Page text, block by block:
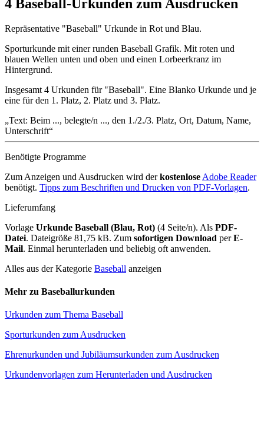
4 Baseball-Urkunden zum Ausdrucken
Repräsentative "Baseball" Urkunde in Rot und Blau.
Sporturkunde mit einer runden Baseball Grafik. Mit roten und
blauen Wellen unten und oben und einen Lorbeerkranz im
Hintergrund.
Insgesamt 4 Urkunden für "Baseball". Eine Blanko Urkunde und je
eine für den 1. Platz, 2. Platz und 3. Platz.
Text: Beim ..., belegte/n ..., den 1./2./3. Platz, Ort, Datum, Name,
Unterschrift
Benötigte Programme
Zum Anzeigen und Ausdrucken wird derkostenlose Adobe Reader
benötigt. Tipps zum Beschriften und Drucken von PDF-Vorlagen.
Lieferumfang
Vorlage Urkunde Baseball (Blau, Rot) (4 Seite/n). Als PDF-
Datei. Dateigröße 81,75 kB. Zum sofortigen Download perE-
Mail. Einmal herunterladen und beliebig oft anwenden.
Alles aus der Kategorie Baseball anzeigen
Mehr zu Baseballurkunden
Urkunden zum Thema Baseball
Sporturkunden zum Ausdrucken
Ehrenurkunden und Jubiläumsurkunden zum Ausdrucken
Urkundenvorlagen zum Herunterladen und Ausdrucken